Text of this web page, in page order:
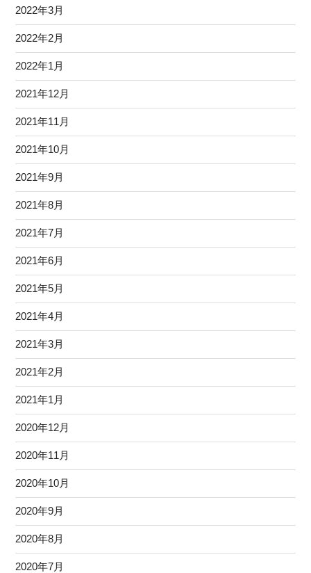
2022年3月
2022年2月
2022年1月
2021年12月
2021年11月
2021年10月
2021年9月
2021年8月
2021年7月
2021年6月
2021年5月
2021年4月
2021年3月
2021年2月
2021年1月
2020年12月
2020年11月
2020年10月
2020年9月
2020年8月
2020年7月